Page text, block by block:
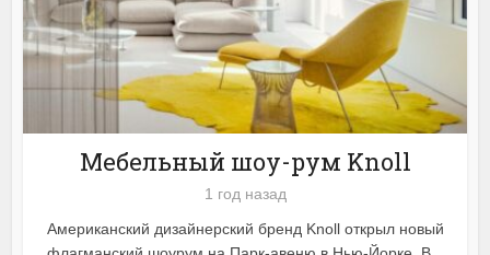
Мебельный шоу-рум Knoll
1 год назад
Американский дизайнерский бренд Knoll открыл новый